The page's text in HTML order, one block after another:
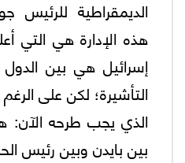
الديمقراطية للرئيس
هذه الإدارة هي التي
إسرائيل هي بين
التأشيرة؛ لكن على
الذي يجب طرحه
بين بايدن وبين رئيس